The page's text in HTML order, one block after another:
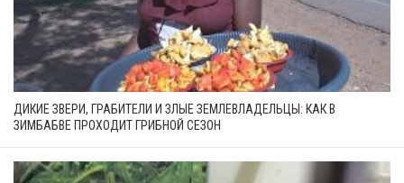
ДИКИЕ ЗВЕРИ, ГРАБИТЕЛИ И ЗЛЫЕ ЗЕМЛЕВЛАДЕЛЬЦЫ: КАК В
ЗИМБАБВЕ ПРОХОДИТ ГРИБНОЙ СЕЗОН